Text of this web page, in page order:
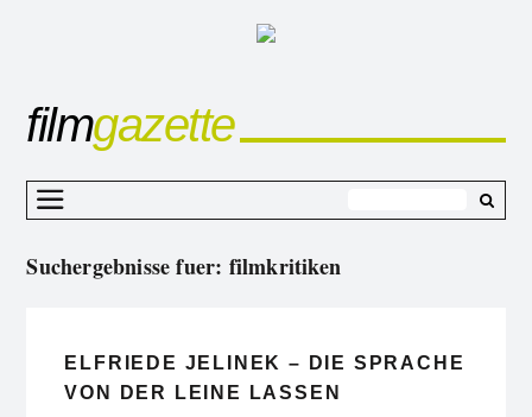
filmgazette
Suchergebnisse fuer: filmkritiken
ELFRIEDE JELINEK – DIE SPRACHE
VON DER LEINE LASSEN